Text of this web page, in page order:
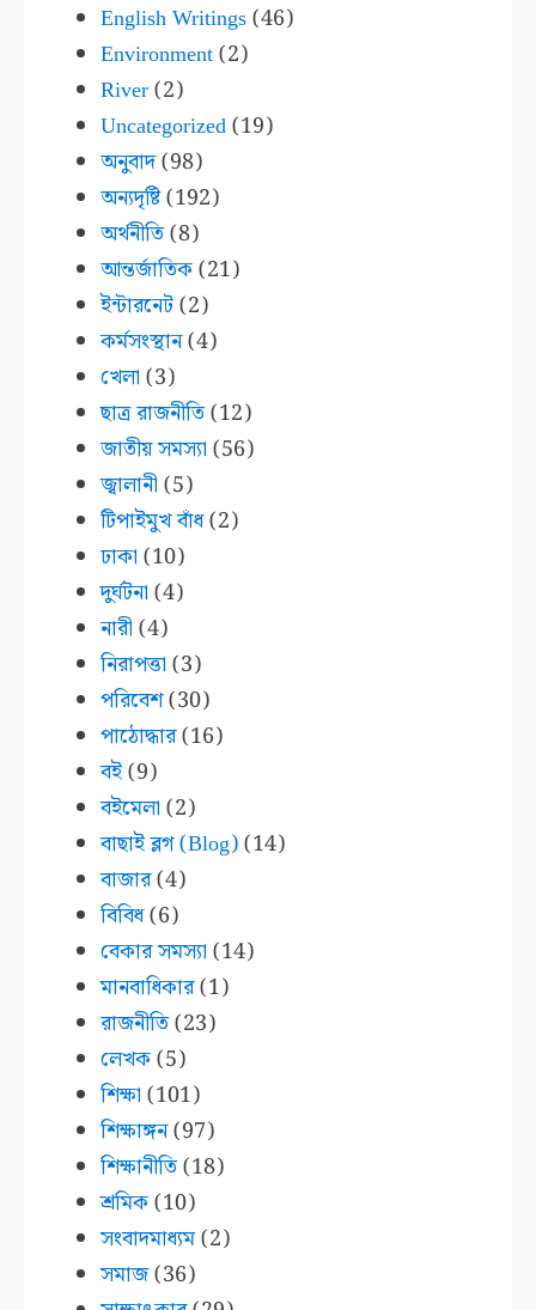
English Writings(46)
Environment(2)
River(2)
Uncategorized(19)
অনুবাদ(98)
অন্যদৃষ্টি(192)
অর্থনীতি(8)
আন্তর্জাতিক(21)
ইন্টারনেট(2)
কর্মসংস্থান(4)
খেলা (3)
ছাত্র রাজনীতি(12)
জাতীয় সমস্যা (56)
জ্বালানী (5)
টিপাইমুখ বাঁধ(2)
ঢাকা (10)
দুর্ঘটনা (4)
নারী (4)
নিরাপত্তা (3)
পরিবেশ(30)
পাঠোদ্ধার(16)
বই(9)
বইমেলা (2)
বাছাই ব্লগ (Blog)(14)
বাজার(4)
বিবিধ(6)
বেকার সমস্যা (14)
মানবাধিকার(1)
রাজনীতি(23)
লেখক(5)
শিক্ষা (101)
শিক্ষাঙ্গন(97)
শিক্ষানীতি(18)
শ্রমিক(10)
সংবাদমাধ্যম(2)
সমাজ(36)